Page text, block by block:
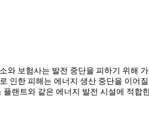
보험사는 발전 중단을 피하기 위해
인한 피해는 에너지 생산 중단을 이어
랜트와 같은 에너지 발전 시설에 적합